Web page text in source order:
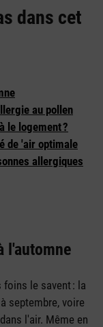
dans cet
au pollen
le logement ?
de 'air optimale
allergiques
l'automne
le savent : la
septembre, voire
l'air. Même en